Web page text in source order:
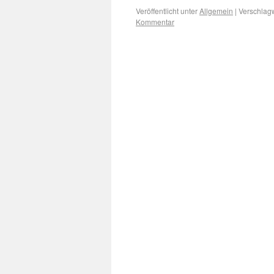
Veröffentlicht unterAllgemein |
Kommentar